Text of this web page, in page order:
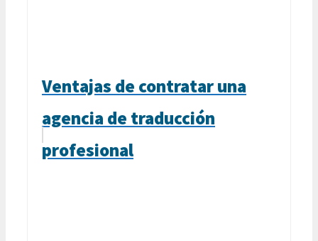
Ventajas de contratar una
agencia de traducción
profesional